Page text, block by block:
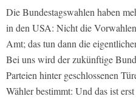
Die Bundestagswahlen haben
in den USA: Nicht die
Amt; das tun dann die
Bei uns wird der zukünftige
Parteien hinter geschlossenen
Wähler bestimmt: Und das ist